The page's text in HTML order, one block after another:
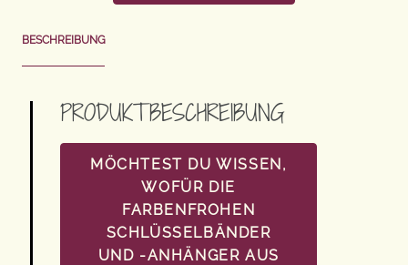
BESCHREIBUNG
PRODUKTBESCHREIBUNG
MÖCHTEST DU WISSEN,
WOFÜR DIE
FARBENFROHEN
SCHLÜSSELBÄNDER
UND -ANHÄNGER AUS